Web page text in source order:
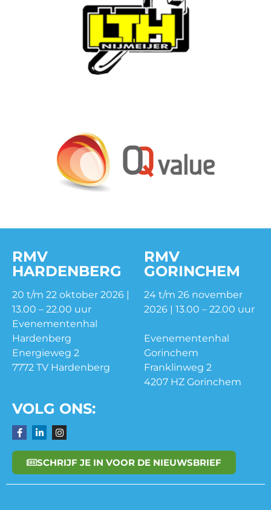
RMV
HARDENBERG
20 t/m 22 oktober 2026 |
13.00 – 22.00 uur
Evenementenhal
Hardenberg
Energieweg 2
7772 TV Hardenberg
RMV
GORINCHEM
24 t/m 26 november
2026 | 13.00 – 22.00 uur
Evenementenhal
Gorinchem
Franklinweg 2
4207 HZ Gorinchem
VOLG ONS:
SCHRIJF JE IN VOOR DE NIEUWSBRIEF